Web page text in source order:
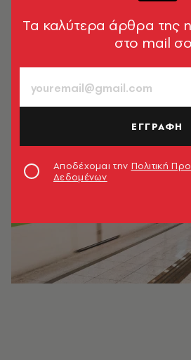
Ελένη Χελιώτη
725
Tα καλύτερα άρθρα της
στο mail
ΕΓΓΡΑΦΗ
Αποδέχομαι την Πολιτική
Δεδομένων